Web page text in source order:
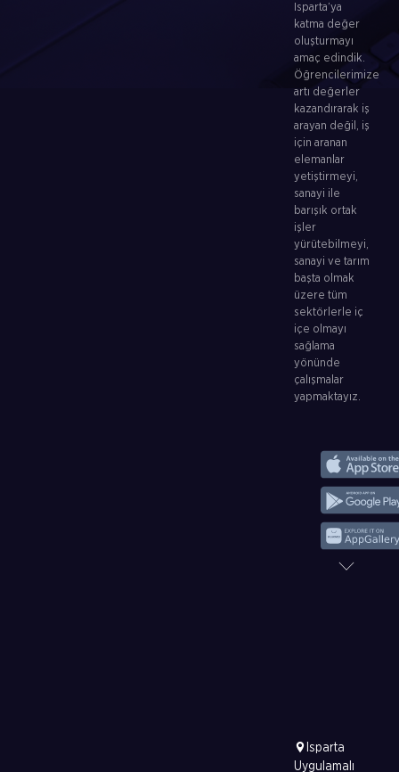
Isparta’ya
katma değer
oluşturmayı
amaç edindik.
Öğrencilerimize
artı değerler
kazandırarak iş
arayan değil, iş
için aranan
elemanlar
yetiştirmeyi,
sanayi ile
barışık ortak
işler
yürütebilmeyi,
sanayi ve tarım
başta olmak
üzere tüm
sektörlerle iç
içe olmayı
sağlama
yönünde
çalışmalar
yapmaktayız.
Isparta
Uygulamalı